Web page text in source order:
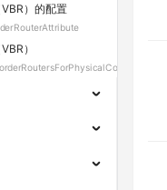
）的配置
）